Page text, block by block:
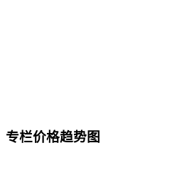
专栏价格趋势图